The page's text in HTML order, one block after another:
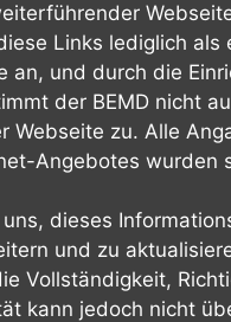
Links lediglich als
an, und durch die
der BEMD nicht
Webseite zu. Alle
Angebotes wurden
dieses
und zu
Vollständigkeit,
kann jedoch nicht